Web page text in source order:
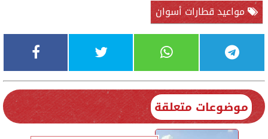
مواعيد قطارات أسوان
موضوعات متعلقة